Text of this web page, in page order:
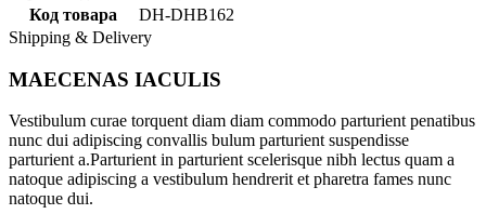
Код товара
DH-DHB162
Shipping & Delivery
MAECENAS IACULIS
Vestibulum curae torquent diam diam commodo parturient penatibus
nunc dui adipiscing convallis bulum parturient suspendisse
parturient a.Parturient in parturient scelerisque nibh lectus quam a
natoque adipiscing a vestibulum hendrerit et pharetra fames nunc
natoque dui.